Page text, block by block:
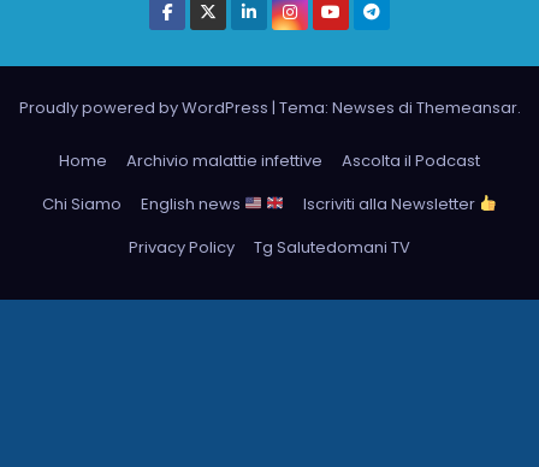
Proudly powered by WordPress | Tema: Newses di Themeansar.
Home Archivio malattie infettive
Ascolta il Podcast
Chi Siamo
English news
Iscriviti alla Newsletter
Privacy Policy
Tg Salutedomani TV